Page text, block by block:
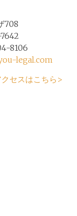
708
8106
legal.com
セスはこちら>